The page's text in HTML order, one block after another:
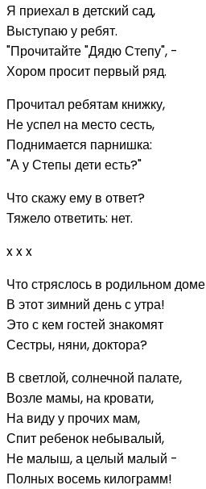
Я приехал в детский сад,
Выступаю у ребят.
"Прочитайте "Дядю Степу", -
Хором просит первый ряд.
Прочитал ребятам книжку,
Не успел на место сесть,
Поднимается парнишка:
"А у Степы дети есть?"
Что скажу ему в ответ?
Тяжело ответить: нет.
x x x
Что стряслось в родильном доме
В этот зимний день с утра!
Это с кем гостей знакомят
Сестры, няни, доктора?
В светлой, солнечной палате,
Возле мамы, на кровати,
На виду у прочих мам,
Спит ребенок небывалый,
Не малыш, а целый малый -
Полных восемь килограмм!